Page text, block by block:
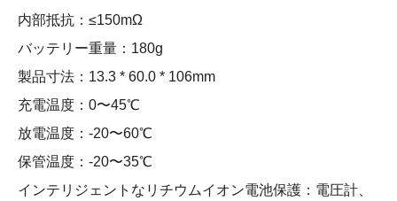
内部抵抗：≤150mΩ
バッテリー重量：180g
製品寸法：13.3 * 60.0 * 106mm
充電温度：0〜45℃
放電温度：-20〜60℃
保管温度：-20〜35℃
インテリジェントなリチウムイオン電池保護：電圧計、